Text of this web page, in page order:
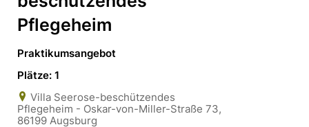
Pflegeheim
Praktikumsangebot
Plätze: 1
Villa Seerose-beschützendes
Pflegeheim - Oskar-von-Miller-Straße 73,
86199 Augsburg